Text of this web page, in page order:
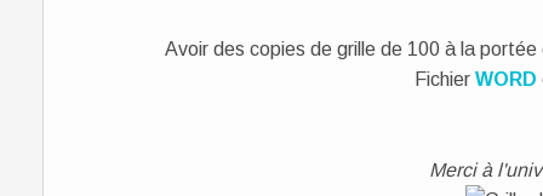
Avoir des copies de grille de 100 à la
Fichier WORD
Merci à